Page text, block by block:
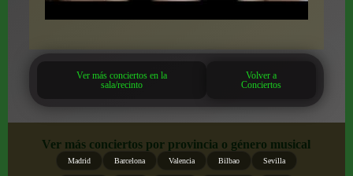
Ver más conciertos en la
sala/recinto
Volver a
Conciertos
Ver más conciertos por provincia o género musical
Madrid Barcelona Valencia Bilbao Sevilla